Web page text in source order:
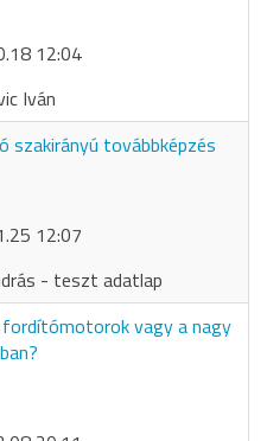
12:04
Iván
szakirányú továbbképzés
12:07
- teszt adatlap
vagy a nagy